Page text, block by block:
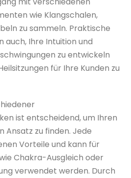
wie Klangschalen,
zu sammeln. Praktische
auch, Ihre Intuition und
zu entwickeln
für Ihre Kunden zu
ist entscheidend, um Ihren
Ansatz zu finden. Jede
Vorteile und kann für
Chakra-Ausgleich oder
verwendet werden. Durch